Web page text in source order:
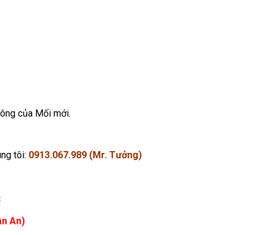
của Mối mới.
tôi: 0913.067.989 (Mr. Tưởng)
An)